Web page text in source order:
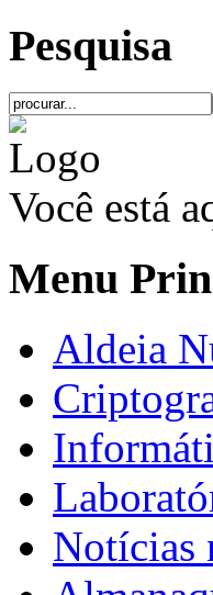
Pesquisa
Você está
Menu
Aldeia
Notícias